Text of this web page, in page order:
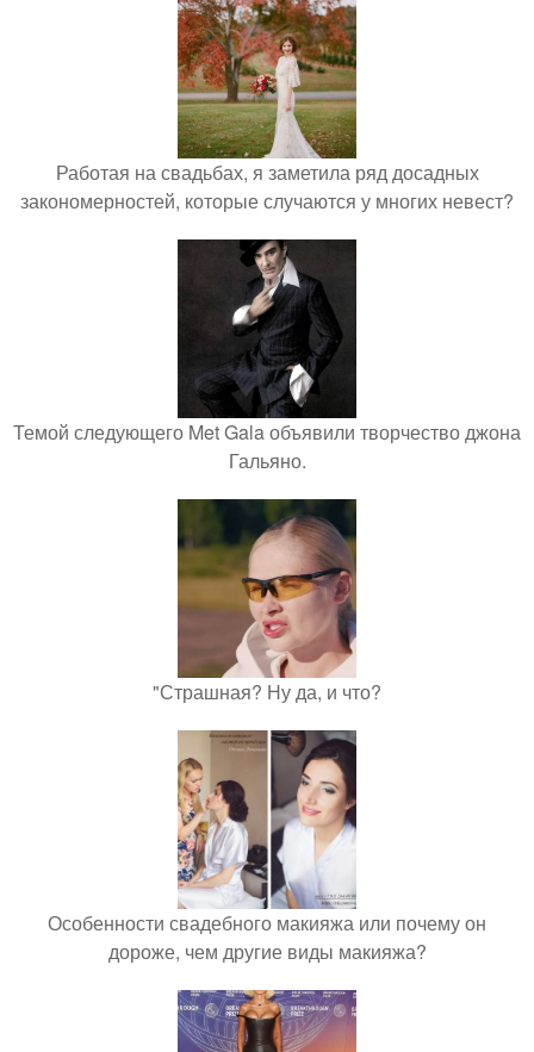
Работая на свадьбах, я заметила ряд досадных
закономерностей, которые случаются у многих невест?
Темой следующего Met Gala объявили творчество джона
Гальяно.
"Страшная? Ну да, и что?
Особенности свадебного макияжа или почему он
дороже, чем другие виды макияжа?